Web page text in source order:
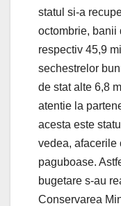
statul si-a
octombrie, banii
respectiv 45,9
sechestrelor
de stat alte 6,8
atentie la
acesta este
vedea, afacerile
paguboase.
bugetare s-au
Conservarea